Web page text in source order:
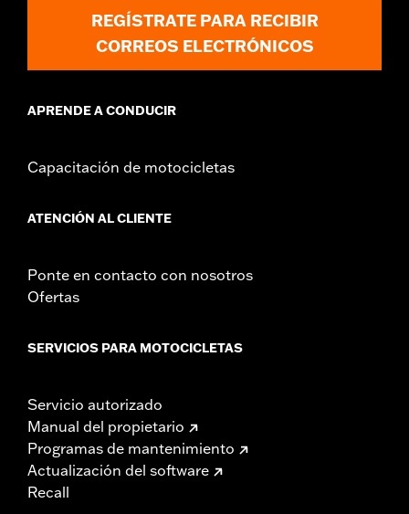
REGÍSTRATE PARA RECIBIR
CORREOS ELECTRÓNICOS
APRENDE A CONDUCIR
Capacitación de motocicletas
ATENCIÓN AL CLIENTE
Ponte en contacto con nosotros
Ofertas
SERVICIOS PARA MOTOCICLETAS
Servicio autorizado
Manual del propietario
Programas de mantenimiento
Actualización del software
Recall